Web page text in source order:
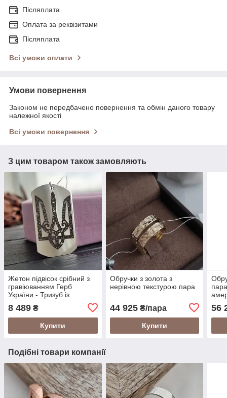
Післяплата
Оплата за реквізитами
Післяплата
Всі умови оплати
Умови повернення
Законом не передбачено повернення та обмін даного товару
належної якості
Всі умови повернення
З цим товаром також замовляють
Жетон підвісок срібний з
гравіюванням Герб
України - Тризуб із
8 489 ₴
Купити
Обручки з золота з
нерівною текстурою пара
44 925₴/пара
Купити
56
Подібні товари компанії